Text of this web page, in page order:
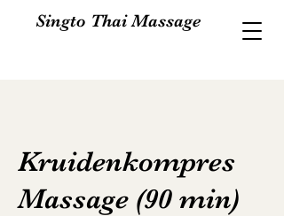
Singto Thai Massage
Kruidenkompres
Massage (90 min)